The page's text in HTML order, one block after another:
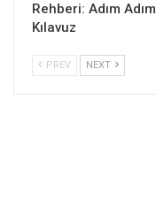
Rehberi: Adım Adım
Kılavuz
PREV NEXT